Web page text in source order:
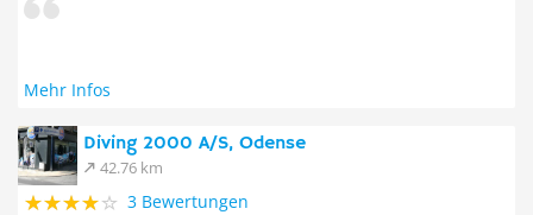
Mehr Infos
Diving 2000 A/S, Odense
42.76 km
3 Bewertungen